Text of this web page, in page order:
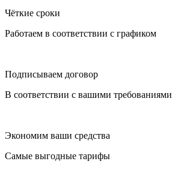
Чёткие сроки
Работаем в соответствии с графиком
Подписываем договор
В соответствии с вашими требованиями
Экономим ваши средства
Самые выгодные тарифы